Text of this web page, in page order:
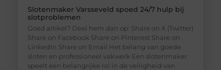
Slotenmaker Varsseveld spoed 24/7 hulp bij
slotproblemen
Goed artikel? Deel hem dan op: Share on X (Twitter)
Share on Facebook Share on Pinterest Share on
LinkedIn Share on Email Het belang van goede
sloten en professioneel vakwerk Een slotenmaker
speelt een belangrijke rol in de veiligheid van